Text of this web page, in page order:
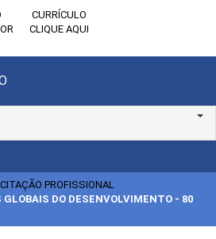
CURRÍCULO
CLIQUE AQUI
PROFISSIONAL
DO DESENVOLVIMENTO - 80